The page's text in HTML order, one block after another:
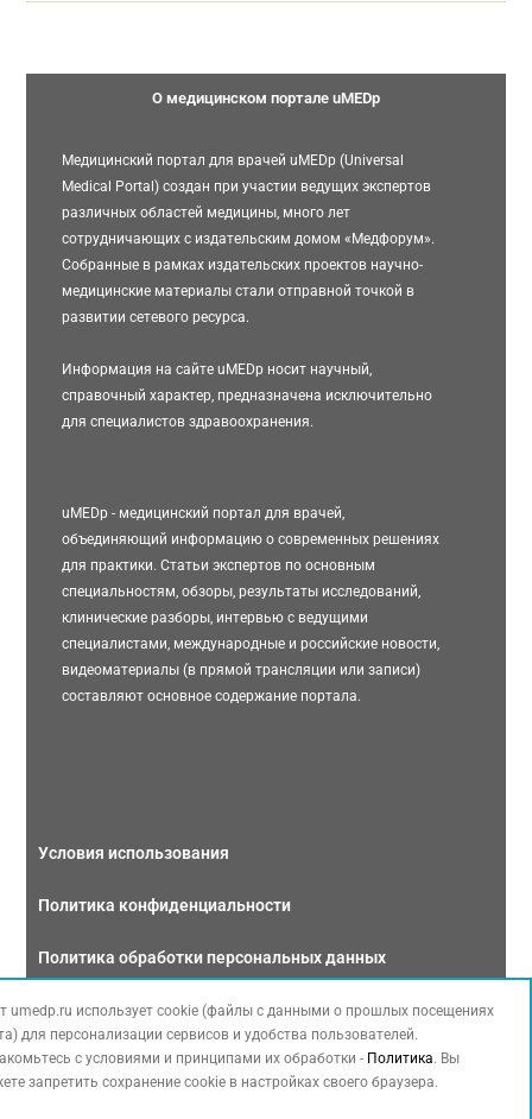
О медицинском портале uMEDp
Медицинский портал для врачей uMEDp (Universal
Medical Portal) создан при участии ведущих экспертов
различных областей медицины, много лет
сотрудничающих с издательским домом «Медфорум».
Собранные в рамках издательских проектов научно-
медицинские материалы стали отправной точкой в
развитии сетевого ресурса.
Информация на сайте uMEDp носит научный,
справочный характер, предназначена исключительно
для специалистов здравоохранения.
uMEDp - медицинский портал для врачей,
объединяющий информацию о современных решениях
для практики. Статьи экспертов по основным
специальностям, обзоры, результаты исследований,
клинические разборы, интервью с ведущими
специалистами, международные и российские новости,
видеоматериалы (в прямой трансляции или записи)
составляют основное содержание портала.
Условия использования
Политика конфиденциальности
Политика обработки персональных данных
Связаться с нами
umedp.ru использует cookie (файлы с данными о прошлых посещениях
для персонализации сервисов и удобства пользователей.
с условиями и принципами их обработки - Политика. Вы
запретить сохранение cookie в настройках своего браузера.